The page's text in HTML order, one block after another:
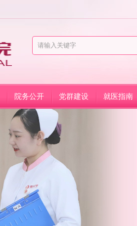
院务公开 党群建设 就医指南